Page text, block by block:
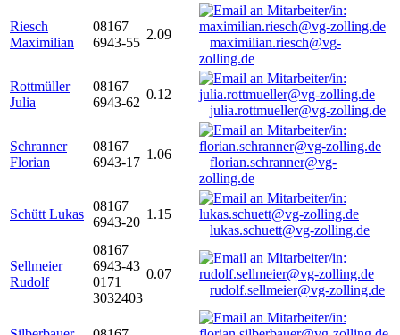
Riesch
Maximilian
08167
6943-55
2.09
maximilian.riesch@vg-
zolling.de
Rottmüller
Julia
08167
6943-62
0.12
julia.rottmueller@vg-zolling.de
Schranner
Florian
08167
6943-17
1.06
florian.schranner@vg-
zolling.de
Schütt Lukas
08167
6943-20
1.15
lukas.schuett@vg-zolling.de
Sellmeier
Rudolf
08167
6943-43
0171
3032403
0.07
rudolf.sellmeier@vg-zolling.de